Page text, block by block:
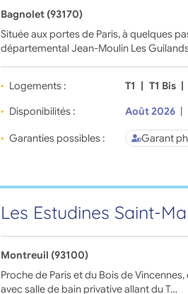
Bagnolet (93170)
Située aux portes de Paris, à quelques
départemental Jean-Moulin Les
Logements : T1 | T1 Bis |
Disponibilités :
Août 2026 |
Garanties possibles : Garant
Les Estudines Saint-
Montreuil (93100)
Proche de Paris et du Bois de
avec salle de bain privative allant du T…